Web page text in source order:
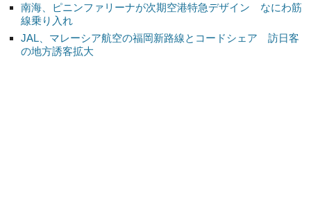
南海、ピニンファリーナが次期空港特急デザイン なにわ筋
線乗り入れ
JAL、マレーシア航空の福岡新路線とコードシェア 訪日客
の地方誘客拡大